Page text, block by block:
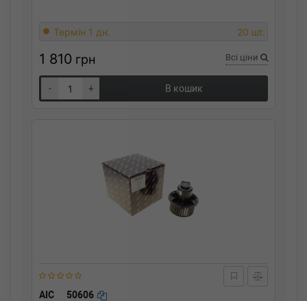
Термін 1 дн. 20 шт.
1 810 грн Всі ціни
- + В кошик
AIC 50606